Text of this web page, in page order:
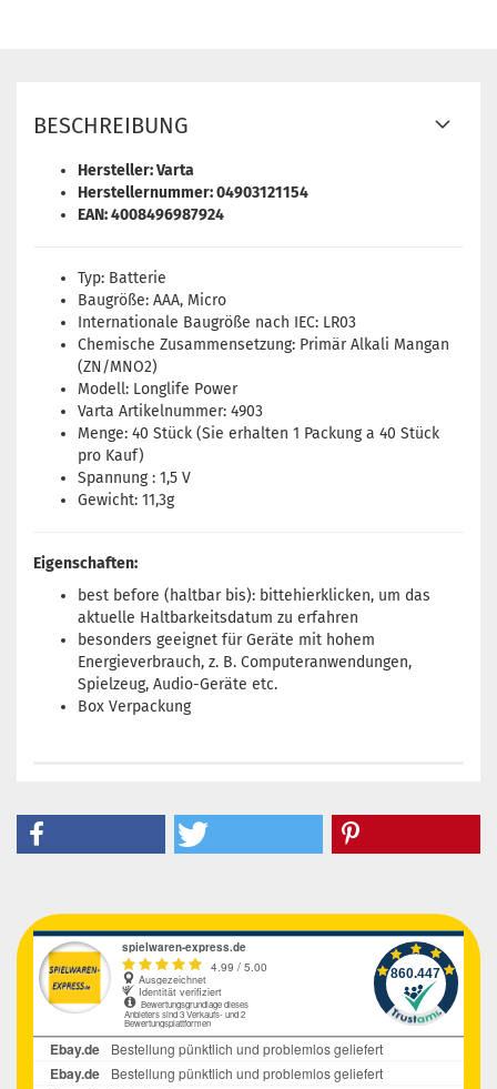
BESCHREIBUNG
Hersteller: Varta
Herstellernummer: 04903121154
EAN: 4008496987924
Typ: Batterie
Baugröße: AAA, Micro
Internationale Baugröße nach IEC: LR03
Chemische Zusammensetzung: Primär Alkali Mangan
(ZN/MNO2)
Modell: Longlife Power
Varta Artikelnummer: 4903
Menge: 40 Stück (Sie erhalten 1 Packung a 40 Stück
pro Kauf)
Spannung : 1,5 V
Gewicht: 11,3g
Eigenschaften:
best before (haltbar bis): bittehierklicken, um das
aktuelle Haltbarkeitsdatum zu erfahren
besonders geeignet für Geräte mit hohem
Energieverbrauch, z. B. Computeranwendungen,
Spielzeug, Audio-Geräte etc.
Box Verpackung